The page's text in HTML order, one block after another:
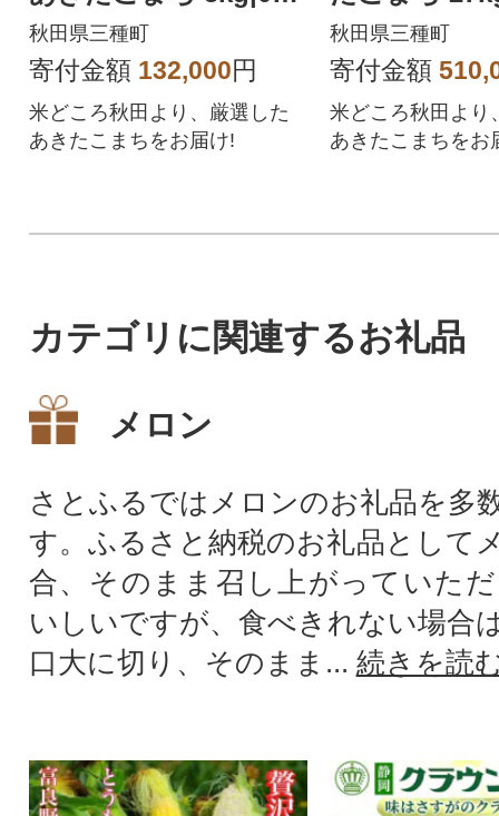
kml-040512s
秋田県三種町
寄付金額 132,000円
米どころ秋田より、厳選した
あきたこまちをお届け!
-012710s
秋田県三種町
寄付金額
米どころ秋田より
あきたこまちをお
カテゴリに関連するお礼品
メロン
さとふるではメロンのお礼品を多
す。ふるさと納税のお礼品として
合、そのまま召し上がっていた
いしいですが、食べきれない場合
口大に切り、そのまま... 続きを読